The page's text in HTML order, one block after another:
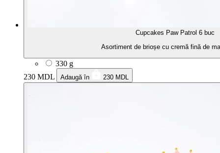
Cupcakes Paw Patrol 6 buc
Asortiment de brioșe cu cremă fină de
330 g
230 MDL
Adaugă în 230 MDL